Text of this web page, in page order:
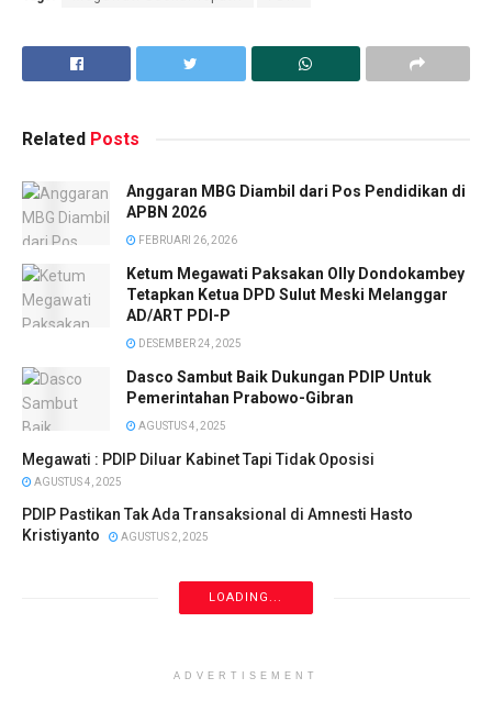
Related Posts
Anggaran MBG Diambil dari Pos Pendidikan di
APBN 2026
FEBRUARI 26, 2026
Ketum Megawati Paksakan Olly Dondokambey
Tetapkan Ketua DPD Sulut Meski Melanggar
AD/ART PDI-P
DESEMBER 24, 2025
Dasco Sambut Baik Dukungan PDIP Untuk
Pemerintahan Prabowo-Gibran
AGUSTUS 4, 2025
Megawati : PDIP Diluar Kabinet Tapi Tidak Oposisi
AGUSTUS 4, 2025
PDIP Pastikan Tak Ada Transaksional di Amnesti Hasto
Kristiyanto
AGUSTUS 2, 2025
LOADING...
ADVERTISEMENT